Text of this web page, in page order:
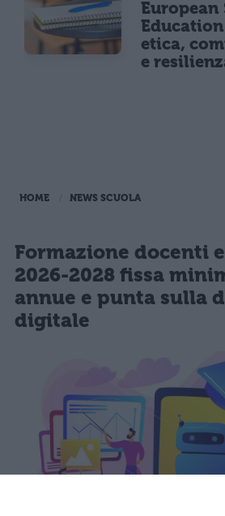
European
etica,
e
HOME NEWS SCUOLA
Formazione docenti
2026-2028 fissa
annue e punta sulla
digitale